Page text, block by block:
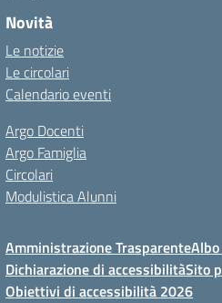
Novità
Le notizie
Le circolari
Calendario eventi
Argo Docenti
Argo Famiglia
Circolari
Modulistica Alunni
Amministrazione Trasparente
Dichiarazione di accessibilitàSito
Obiettivi di accessibilità 2026